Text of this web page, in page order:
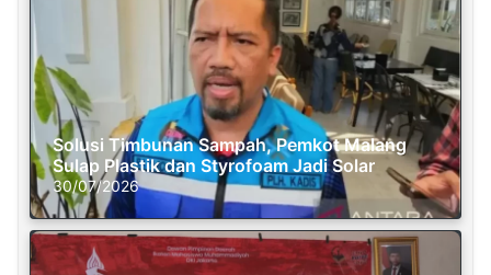
Solusi Timbunan Sampah, Pemkot Malang
Sulap Plastik dan Styrofoam Jadi Solar
30/07/2026